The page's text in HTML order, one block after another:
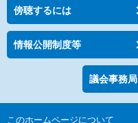
傍聴するには
情報公開制度等
議会事務局
このホームページについて